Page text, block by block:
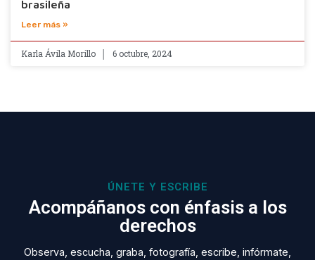
brasileña
Leer más »
Karla Ávila Morillo 6 octubre, 2024
ÚNETE Y ESCRIBE
Acompáñanos con énfasis a los
derechos
Observa, escucha, graba, fotografía, escribe, infórmate,